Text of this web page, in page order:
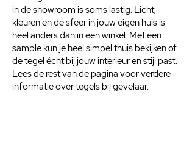
in de showroom is soms lastig. Licht,
kleuren en de sfeer in jouw eigen huis is
heel anders dan in een winkel. Met een
sample kun je heel simpel thuis bekijken of
de tegel écht bij jouw interieur en stijl past.
Lees de rest van de pagina voor verdere
informatie over tegels bij gevelaar.